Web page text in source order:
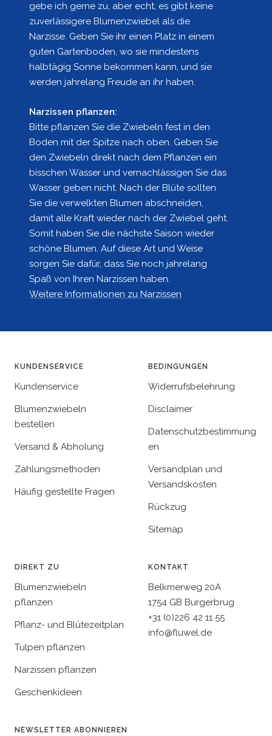
gebe ich gerne zu, aber echt, es gibt keine
zuverlässigere Blumenzwiebel als die
Narzisse. Geben Sie ihr einen Platz in einem
guten Gartenboden, wo sie mindestens
halbtägig Sonne bekommen kann, und sie
werden jahrelang Freude an ihr haben.
Narzissen pflanzen:
Bitte pflanzen Sie die Zwiebeln fest in den
Boden mit der Spitze nach oben. Geben Sie
den Zwiebeln direkt nach dem Pflanzen ein
bisschen Wasser und vernachlässigen Sie das
Wasser geben nicht. Nach der Blüte sollten
Sie die verwelkten Blumen abschneiden,
damit alle Kraft wieder nach der Zwiebel geht.
Somit haben Sie die nächste Saison wieder
schöne Blumen. Auf diese Art und Weise
sorgen Sie dafür, dass Sie noch jahrelang
Spaß von Ihren Narzissen haben.
Weitere Informationen zu Narzissen
KUNDENSERVICE
Kundenservice
Blumenzwiebeln
bestellen
Versand & Abholung
Zahlungsmethoden
Häufig gestellte Fragen
BEDINGUNGEN
Widerrufsbelehrung
Disclaimer
Datenschutzbestimmung
en
Versandplan und
Versandskosten
Rückzug
Sitemap
DIREKT ZU
Blumenzwiebeln
pflanzen
Pflanz- und Blütezeitplan
Tulpen pflanzen
Narzissen pflanzen
Geschenkideen
KONTAKT
Belkmerweg 20A
1754 GB Burgerbrug
+31 (0)226 42 11 55
info@fluwel.de
NEWSLETTER ABONNIEREN